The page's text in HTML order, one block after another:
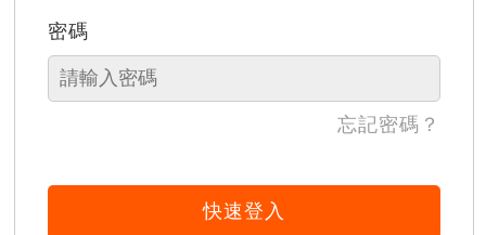
密碼
忘記密碼？
快速登入